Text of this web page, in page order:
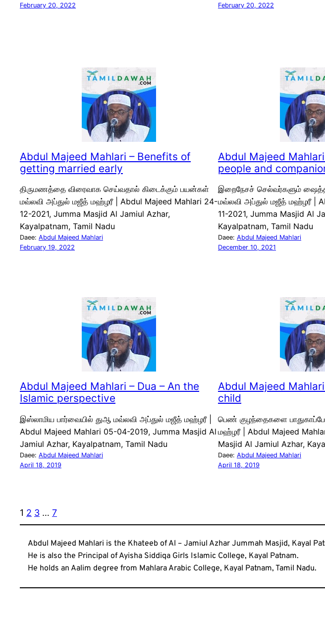
February 20, 2022
February 20, 2022
Abdul Majeed Mahlari – Benefits of
getting married early
திருமணத்தை விரைவாக செய்வதால் கிடைக்கும் பயன்கள்
மவ்லவி அப்துல் மஜீத் மஹ்ழரீ | Abdul Majeed Mahlari 24-
12-2021, Jumma Masjid Al Jamiul Azhar,
Kayalpatnam, Tamil Nadu
Daee: Abdul Majeed Mahlari
February 19, 2022
Abdul Majeed
people and
இறைநேசச் செல்வர்களும்
மவ்லவி அப்துல் மஜீத் மஹ்ழரீ |
11-2021, Jumma Masjid Al
Kayalpatnam, Tamil Nadu
Daee: Abdul Majeed Mahlari
December 10, 2021
Abdul Majeed Mahlari – Dua – An the
Islamic perspective
இஸ்லாமிய பார்வையில் துஆ மவ்லவி அப்துல் மஜீத் மஹ்ழரீ |
Abdul Majeed Mahlari 05-04-2019, Jumma Masjid Al
Jamiul Azhar, Kayalpatnam, Tamil Nadu
Daee: Abdul Majeed Mahlari
April 18, 2019
Abdul Majeed
child
பெண் குழந்தைகளை
மஹ்ழரீ | Abdul Majeed
Masjid Al Jamiul Azhar,
Daee: Abdul Majeed Mahlari
April 18, 2019
1 2 3 … 7
Abdul Majeed Mahlari is the Khateeb of Al – Jamiul Azhar Jummah Masjid, Kayal
He is also the Principal of Ayisha Siddiqa Girls Islamic College, Kayal Patnam.
He holds an Aalim degree from Mahlara Arabic College, Kayal Patnam, Tamil Nadu.